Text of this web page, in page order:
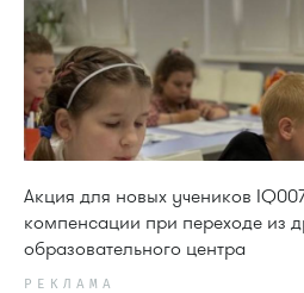
Акция для новых учеников
компенсации при переходе из
образовательного центра
РЕКЛАМА